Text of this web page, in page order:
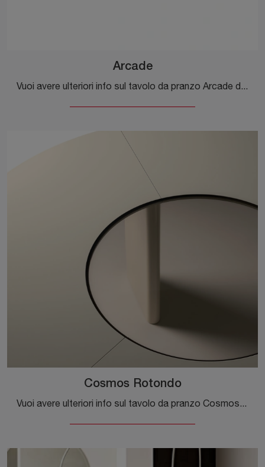
Arcade
Vuoi avere ulteriori info sul tavolo da pranzo Arcade di Ditre Italia? Clicca e scopri di più sui modelli fissi del marchio.
Cosmos Rotondo
Vuoi avere ulteriori info sul tavolo da pranzo Cosmos Rotondo di Ditre Italia? Clicca e ottieni informazioni sui modelli fissi della marca.